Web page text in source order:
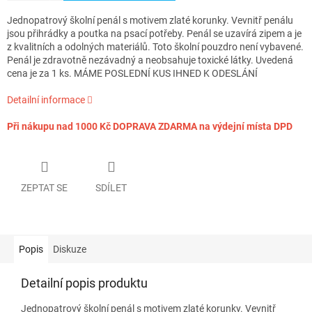
Jednopatrový školní penál s motivem zlaté korunky. Vevnitř penálu
jsou přihrádky a poutka na psací potřeby. Penál se uzavírá zipem a je
z kvalitních a odolných materiálů. Toto školní pouzdro není vybavené.
Penál je zdravotně nezávadný a neobsahuje toxické látky. Uvedená
cena je za 1 ks. MÁME POSLEDNÍ KUS IHNED K ODESLÁNÍ
Detailní informace
Při nákupu nad 1000 Kč DOPRAVA ZDARMA na výdejní místa DPD
ZEPTAT SE SDÍLET
Popis Diskuze
Detailní popis produktu
Jednopatrový školní penál s motivem zlaté korunky. Vevnitř